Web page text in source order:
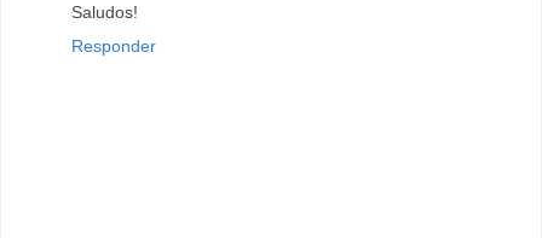
Saludos!
Responder